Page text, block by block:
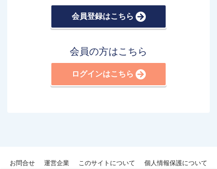
会員登録はこちら
会員の方はこちら
ログインはこちら
お問合せ 運営企業 このサイトについて 個人情報保護について